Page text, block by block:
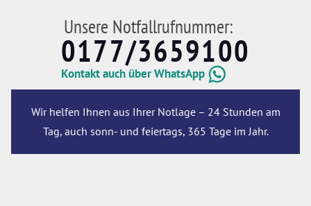
Unsere Notfallrufnummer:
0177/3659100
Kontakt auch über WhatsApp
Wir helfen Ihnen aus Ihrer Notlage – 24 Stunden am
Tag, auch sonn- und feiertags, 365 Tage im Jahr.